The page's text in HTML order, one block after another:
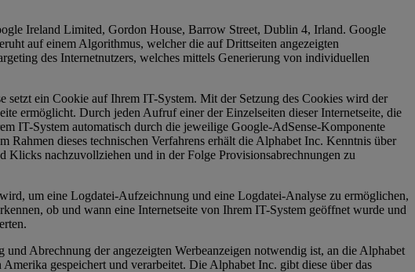
Ireland Limited, Gordon House, Barrow Street, Dublin 4, Irland. Google
auf einem Algorithmus, welcher die auf Drittseiten angezeigten
des Internetnutzers, welches mittels Generierung von individuellen
ein Cookie auf Ihrem IT-System. Mit der Setzung des Cookies wird der
ermöglicht. Durch jeden Aufruf einer der Einzelseiten dieser Internetseite, die
IT-System automatisch durch die jeweilige Google-AdSense-Komponente
dieses technischen Verfahrens erhält die Alphabet Inc. Kenntnis über
Klicks nachzuvollziehen und in der Folge Provisionsabrechnungen zu
um eine Logdatei-Aufzeichnung und eine Logdatei-Analyse zu ermöglichen,
ob und wann eine Internetseite von Ihrem IT-System geöffnet wurde und
Abrechnung der angezeigten Werbeanzeigen notwendig ist, an die Alphabet
gespeichert und verarbeitet. Die Alphabet Inc. gibt diese über das